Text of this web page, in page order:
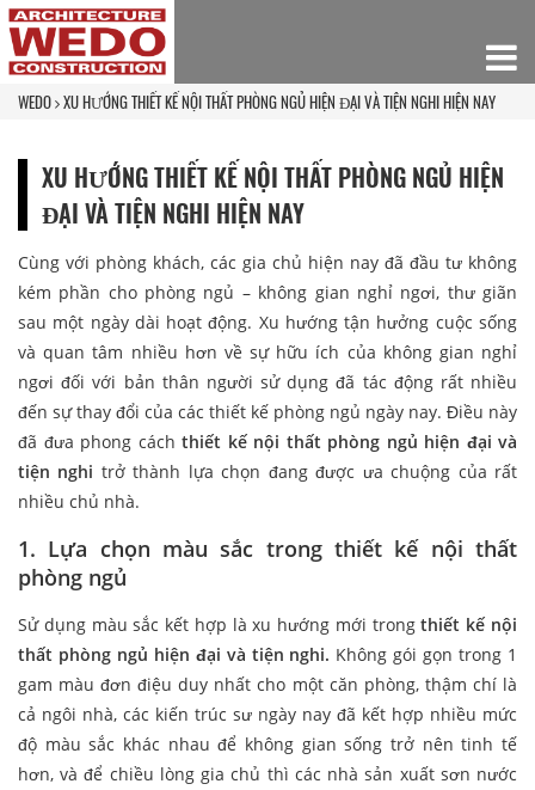
WEDO XU HƯỚNG THIẾT KẾ NỘI THẤT PHÒNG NGỦ HIỆN ĐẠI VÀ TIỆN NGHI HIỆN NAY
XU HƯỚNG THIẾT KẾ NỘI THẤT PHÒNG NGỦ HIỆN
ĐẠI VÀ TIỆN NGHI HIỆN NAY
Cùng với phòng khách, các gia chủ hiện nay đã đầu tư không
kém phần cho phòng ngủ – không gian nghỉ ngơi, thư giãn
sau một ngày dài hoạt động. Xu hướng tận hưởng cuộc sống
và quan tâm nhiều hơn về sự hữu ích của không gian nghỉ
ngơi đối với bản thân người sử dụng đã tác động rất nhiều
đến sự thay đổi của các thiết kế phòng ngủ ngày nay. Điều này
đã đưa phong cách thiết kế nội thất phòng ngủ hiện đại và
tiện nghi trở thành lựa chọn đang được ưa chuộng của rất
nhiều chủ nhà.
1. Lựa chọn màu sắc trong thiết kế nội thất
phòng ngủ
Sử dụng màu sắc kết hợp là xu hướng mới trongthiết kế nội
thất phòng ngủ hiện đại và tiện nghi. Không gói gọn trong 1
gam màu đơn điệu duy nhất cho một căn phòng, thậm chí là
cả ngôi nhà, các kiến trúc sư ngày nay đã kết hợp nhiều mức
độ màu sắc khác nhau để không gian sống trở nên tinh tế
hơn, và để chiều lòng gia chủ thì các nhà sản xuất sơn nước